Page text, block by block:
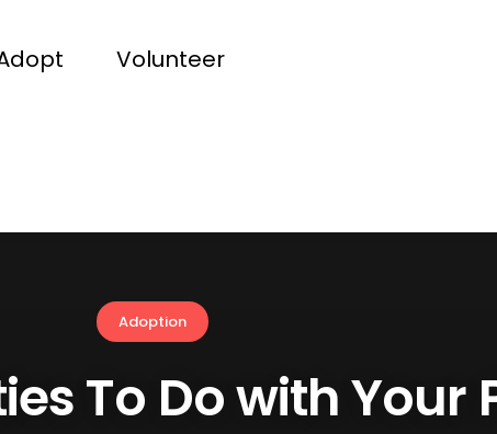
Volunteer
Adoption
To Do with Your